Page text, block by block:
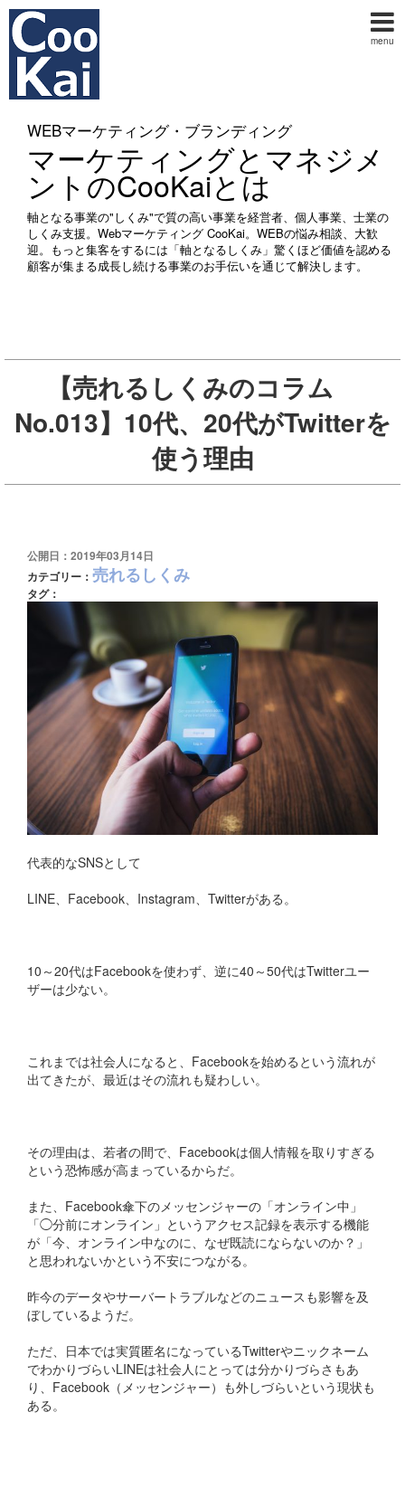
menu
WEBマーケティング・ブランディング
マーケティングとマネジメ
ントのCooKaiとは
軸となる事業の"しくみ"で質の高い事業を経営者、個人事業、士業の
しくみ支援。Webマーケティング CooKai。WEBの悩み相談、大歓
迎。もっと集客をするには「軸となるしくみ」驚くほど価値を認める
顧客が集まる成長し続ける事業のお手伝いを通じて解決します。
【売れるしくみのコラム
No.013】10代、20代がTwitterを
使う理由
公開日：2019年03月14日
カテゴリー： 売れるしくみ
タグ：
代表的なSNSとして
LINE、Facebook、Instagram、Twitterがある。
10～20代はFacebookを使わず、逆に40～50代はTwitterユー
ザーは少ない。
これまでは社会人になると、Facebookを始めるという流れが
出てきたが、最近はその流れも疑わしい。
その理由は、若者の間で、Facebookは個人情報を取りすぎる
という恐怖感が高まっているからだ。
また、Facebook傘下のメッセンジャーの「オンライン中」
「◯分前にオンライン」というアクセス記録を表示する機能
が「今、オンライン中なのに、なぜ既読にならないのか？」
と思われないかという不安につながる。
昨今のデータやサーバートラブルなどのニュースも影響を及
ぼしているようだ。
ただ、日本では実質匿名になっているTwitterやニックネーム
でわかりづらいLINEは社会人にとっては分かりづらさもあ
り、Facebook（メッセンジャー）も外しづらいという現状も
ある。